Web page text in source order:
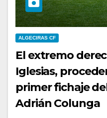
ALGECIRAS CF
El extremo
Iglesias,
primer fichaje
Adrián Colunga